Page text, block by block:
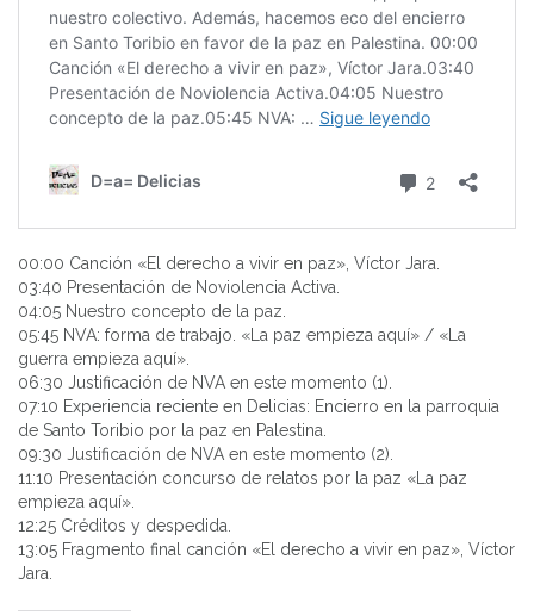
00:00 Canción «El derecho a vivir en paz», Víctor Jara.
03:40 Presentación de Noviolencia Activa.
04:05 Nuestro concepto de la paz.
05:45 NVA: forma de trabajo. «La paz empieza aquí» / «La
guerra empieza aquí».
06:30 Justificación de NVA en este momento (1).
07:10 Experiencia reciente en Delicias: Encierro en la parroquia
de Santo Toribio por la paz en Palestina.
09:30 Justificación de NVA en este momento (2).
11:10 Presentación concurso de relatos por la paz «La paz
empieza aquí».
12:25 Créditos y despedida.
13:05 Fragmento final canción «El derecho a vivir en paz», Víctor
Jara.